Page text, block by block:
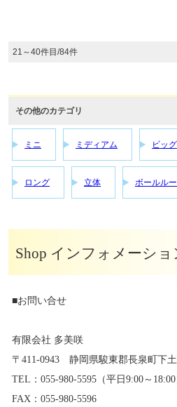
21～40件目/84件
その他のカテゴリ
ミニ ミディアム ビッグ
ロング 立体 ボールル
Shop インフォメーショ
■お問い合せ
有限会社 多美咲
〒411-0943 静岡県駿東郡長泉町下
TEL：055-980-5595（平日9:00～18:00
FAX：055-980-5596